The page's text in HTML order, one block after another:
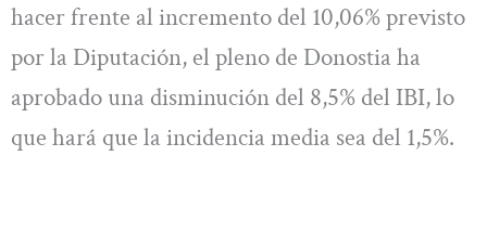
hacer frente al incremento del 10,06% previsto
por la Diputación, el pleno de Donostia ha
aprobado una disminución del 8,5% del IBI, lo
que hará que la incidencia media sea del 1,5%.